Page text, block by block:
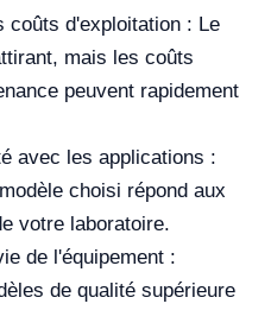
coûts d'exploitation : Le
mais les coûts
peuvent rapidement
avec les applications :
choisi répond aux
votre laboratoire.
de l'équipement :
de qualité supérieure